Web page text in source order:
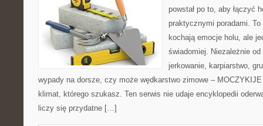
powstał po to, aby łączyć
praktycznymi poradami.
kochają emocje holu, ale
świadomiej. Niezależnie
jerkowanie, karpiarstwo,
wypady na dorsze, czy może wędkarstwo zimowe – MOCZYKIJE
klimat, którego szukasz. Ten serwis nie udaje encyklopedii
liczy się przydatne […]